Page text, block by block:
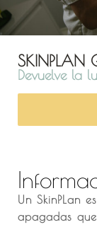
SKINPLAN
Devuelve la
Un SkinPLan
apagadas